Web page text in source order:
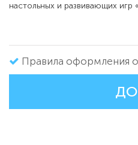
настольных и развивающих игр
Правила оформления